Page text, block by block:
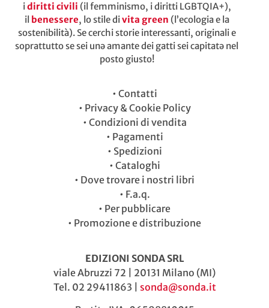
idiritti civili (il femminismo, i diritti LGBTQIA+),
il benessere, lo stile divita green (l’ecologia e la
sostenibilità). Se cerchi storie interessanti, originali e
soprattutto se sei unə amante dei gatti sei capitatə nel
posto giusto!
• Contatti
• Privacy & Cookie Policy
• Condizioni di vendita
• Pagamenti
• Spedizioni
• Cataloghi
• Dove trovare i nostri libri
• F.a.q.
• Per pubblicare
• Promozione e distribuzione
EDIZIONI SONDA SRL
viale Abruzzi 72 | 20131 Milano (MI)
Tel. 02 29411863 | sonda@sonda.it